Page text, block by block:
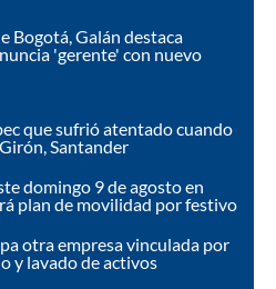
Bogotá, Galán destaca
'gerente' con nuevo
que sufrió atentado cuando
Santander
domingo 9 de agosto en
plan de movilidad por festivo
otra empresa vinculada por
y lavado de activos